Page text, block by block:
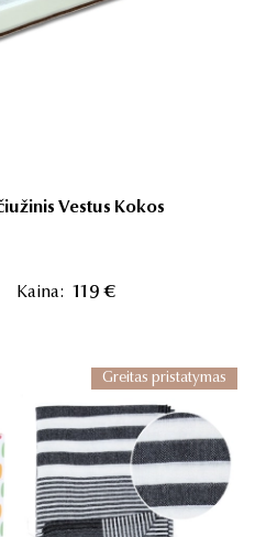
Vestus Kokos
Kaina: 119 €
Greitas pristatymas